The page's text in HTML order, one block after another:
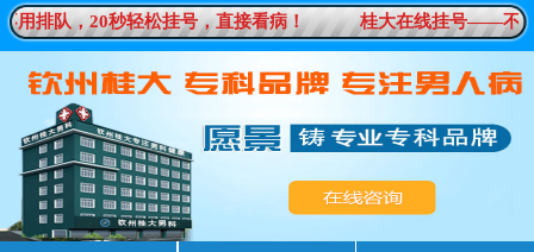
排队，20秒轻松挂号，直接看病！ 桂大在线挂号——不用